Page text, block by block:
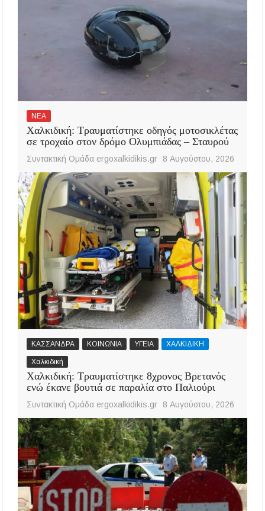
ΝΕΑ
Χαλκιδική: Τραυματίστηκε οδηγός μοτοσικλέτας
σε τροχαίο στον δρόμο Ολυμπιάδας – Σταυρού
Συντακτική Ομάδα ergoxalkidikis.gr 8 Αυγούστου, 2026
ΚΑΣΣΑΝΔΡΑ ΚΟΙΝΩΝΙΑ ΥΓΕΙΑ ΧΑΛΚΙΔΙΚΗ
Χαλκιδική
Χαλκιδική: Τραυματίστηκε 8χρονος Βρετανός
ενώ έκανε βουτιά σε παραλία στο Παλιούρι
Συντακτική Ομάδα ergoxalkidikis.gr 8 Αυγούστου, 2026